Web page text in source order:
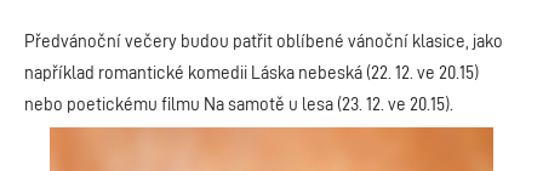
Předvánoční večery budou patřit oblíbené vánoční klasice, jako
například romantické komedii Láska nebeská (22. 12. ve 20.15)
nebo poetickému filmu Na samotě u lesa (23. 12. ve 20.15).